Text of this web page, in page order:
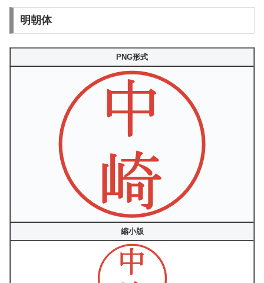
明朝体
PNG形式
縮小版